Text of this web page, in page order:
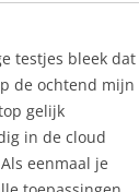
testjes bleek dat
de ochtend mijn
gelijk
in de cloud
eenmaal je